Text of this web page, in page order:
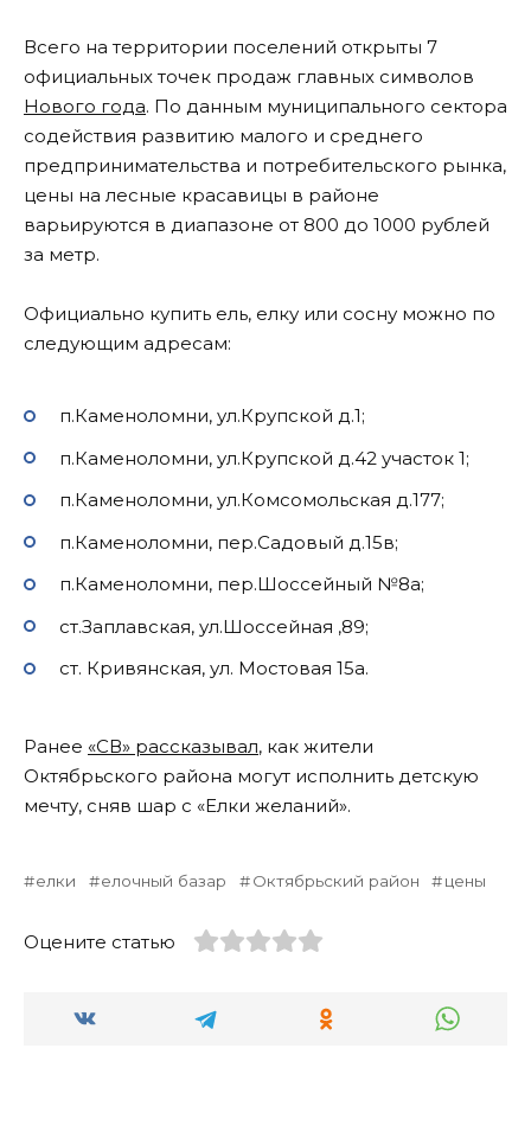
Всего на территории поселений открыты 7
официальных точек продаж главных символов
Нового года. По данным муниципального сектора
содействия развитию малого и среднего
предпринимательства и потребительского рынка,
цены на лесные красавицы в районе
варьируются в диапазоне от 800 до 1000 рублей
за метр.
Официально купить ель, елку или сосну можно по
следующим адресам:
п.Каменоломни, ул.Крупской д.1;
п.Каменоломни, ул.Крупской д.42 участок 1;
п.Каменоломни, ул.Комсомольская д.177;
п.Каменоломни, пер.Садовый д.15в;
п.Каменоломни, пер.Шоссейный №8а;
ст.Заплавская, ул.Шоссейная ,89;
ст. Кривянская, ул. Мостовая 15а.
Ранее «СВ» рассказывал, как жители
Октябрьского района могут исполнить детскую
мечту, сняв шар с «Елки желаний».
елки елочный базар Октябрьский район цены
Оцените статью